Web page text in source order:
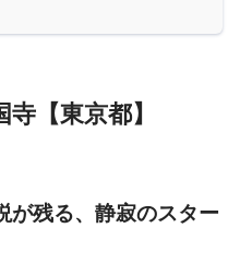
【東京都】
が残る、静寂のスター